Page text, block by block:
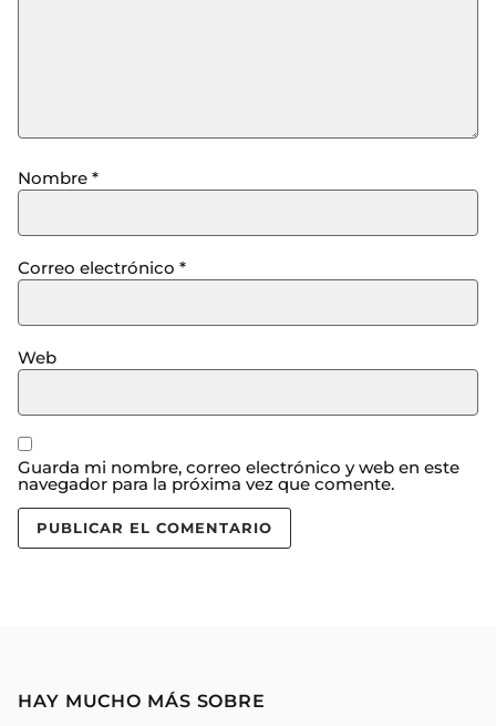
Nombre *
Correo electrónico *
Web
Guarda mi nombre, correo electrónico y web en este
navegador para la próxima vez que comente.
HAY MUCHO MÁS SOBRE